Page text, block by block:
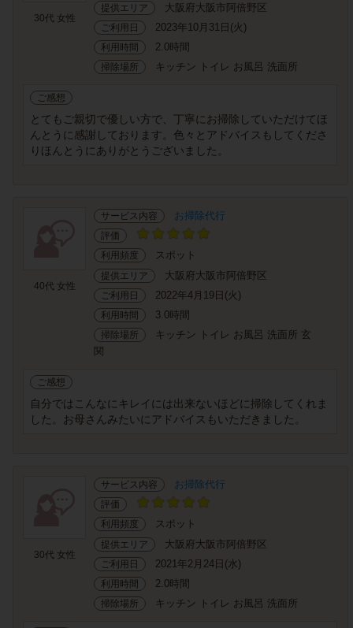
30代 女性
提供エリア 大阪府大阪市阿倍野区
ご利用日 2023年10月31日(火)
利用時間 2.0時間
掃除場所 キッチン トイレ お風呂 洗面所
ご感想
とてもご親切で優しい方で、丁寧にお掃除していただけてほ
んとうに感謝しております。色々とアドバイスもしてくださ
りほんとうにありがとうございました。
40代 女性
サービス内容 お掃除代行
評価
利用頻度
スポット
提供エリア 大阪府大阪市阿倍野区
ご利用日 2022年4月19日(火)
利用時間 3.0時間
掃除場所
キッチン トイレ お風呂 洗面所 玄
関
ご感想
自分ではこんなにキレイには出来ないほどに掃除してくれま
した。お母さんみたいにアドバイスもいただきました。
30代 女性
サービス内容 お掃除代行
評価
利用頻度
スポット
提供エリア 大阪府大阪市阿倍野区
ご利用日 2021年2月24日(水)
利用時間 2.0時間
掃除場所 キッチン トイレ お風呂 洗面所